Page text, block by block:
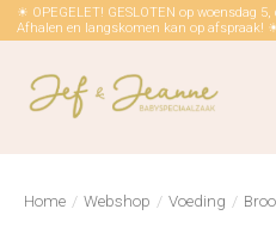
☀ OPEGELET! GESLOTEN op woensdag
Afhalen en langskomen kan op afspraak!
Home / Webshop / Voeding /